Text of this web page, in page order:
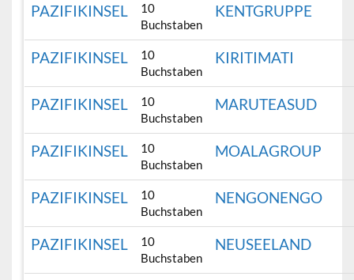
PAZIFIKINSEL
10
Buchstaben
KENTGRUPPE
PAZIFIKINSEL
10
Buchstaben
KIRITIMATI
PAZIFIKINSEL
10
Buchstaben
MARUTEASUD
PAZIFIKINSEL
10
Buchstaben
MOALAGROUP
PAZIFIKINSEL
10
Buchstaben
NENGONENGO
PAZIFIKINSEL
10
Buchstaben
NEUSEELAND